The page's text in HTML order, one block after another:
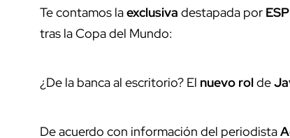
Te contamos laexclusiva destapada por
tras la Copa del Mundo:
¿De la banca al escritorio? El nuevo rolde
De acuerdo con información del periodista